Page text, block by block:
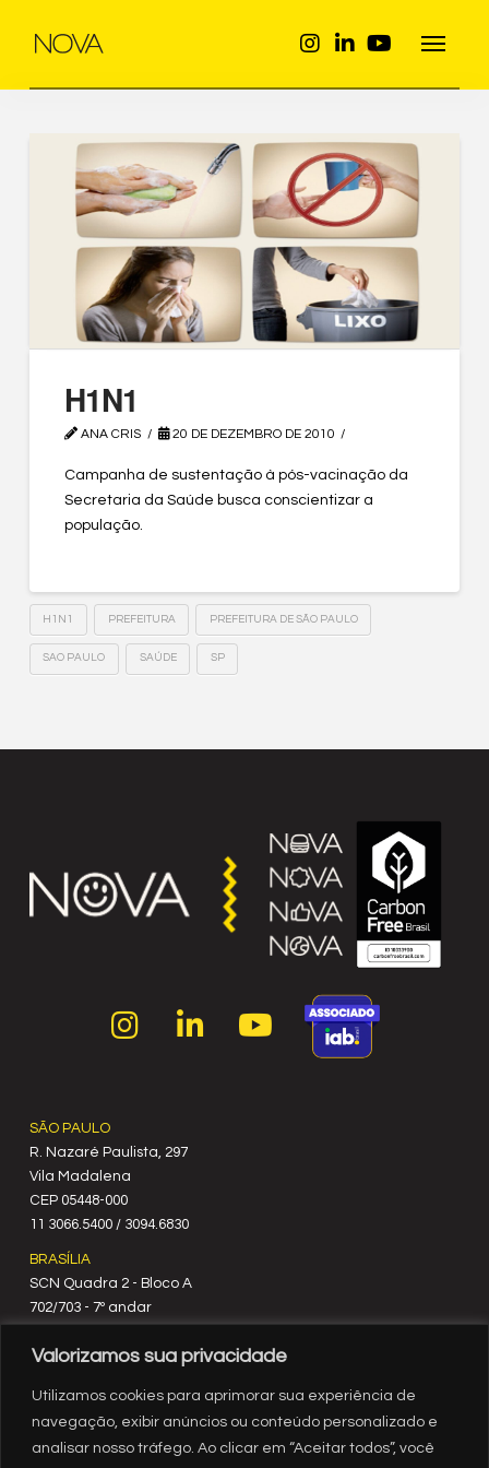
Valorizamos sua privacidade
Utilizamos cookies para aprimorar sua experiência de
navegação, exibir anúncios ou conteúdo personalizado e
analisar nosso tráfego. Ao clicar em “Aceitar todos”, você
H1N1
ANA CRIS 20 DE DEZEMBRO DE 2010
Campanha de sustentação à pós-vacinação da
Secretaria da Saúde busca conscientizar a
população.
H1N1 PREFEITURA PREFEITURA DE SÃO PAULO
SAO PAULO SAÚDE SP
SÃO PAULO
R. Nazaré Paulista, 297
Vila Madalena
C‍EP 05448-000
11 3066.5400 / 3094.6830
BRASÍLIA
SCN Quadra 2 - Bloco A
702/703 - 7º andar
61 3329.8200
RIO DE JANEIRO
Rua México, nº 3